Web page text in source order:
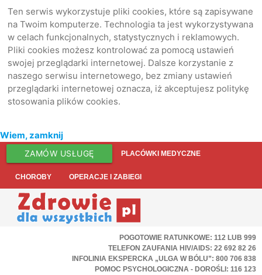
Ten serwis wykorzystuje pliki cookies, które są zapisywane
na Twoim komputerze. Technologia ta jest wykorzystywana
w celach funkcjonalnych, statystycznych i reklamowych.
Pliki cookies możesz kontrolować za pomocą ustawień
swojej przeglądarki internetowej. Dalsze korzystanie z
naszego serwisu internetowego, bez zmiany ustawień
przeglądarki internetowej oznacza, iż akceptujesz politykę
stosowania plików cookies.
Wiem, zamknij
ZAMÓW USŁUGĘ PLACÓWKI MEDYCZNE
CHOROBY OPERACJE I ZABIEGI
POGOTOWIE RATUNKOWE: 112 LUB 999
TELEFON ZAUFANIA HIV/AIDS: 22 692 82 26
INFOLINIA EKSPERCKA „ULGA W BÓLU”: 800 706 838
POMOC PSYCHOLOGICZNA - DOROŚLI: 116 123